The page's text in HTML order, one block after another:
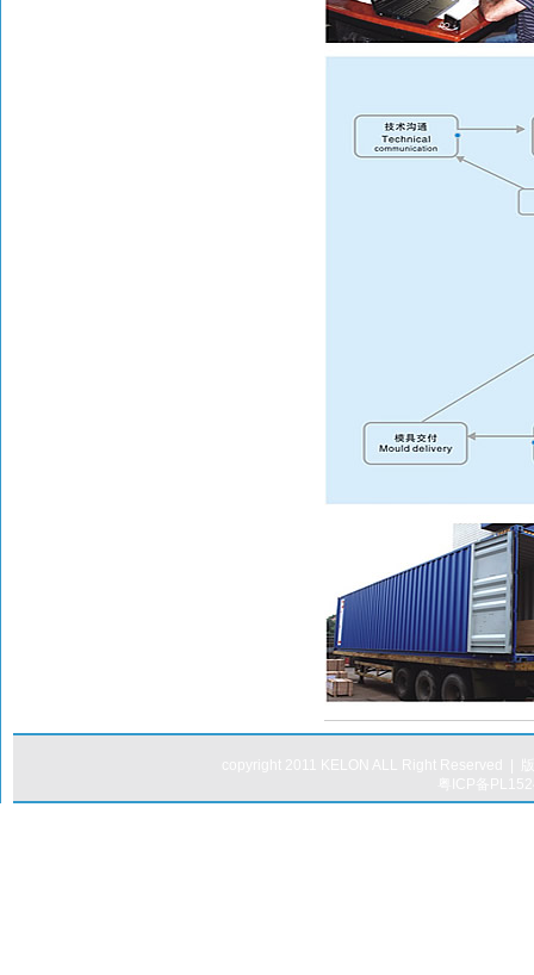
copyright 2011 KELON ALL Right Reserved |
粤ICP备